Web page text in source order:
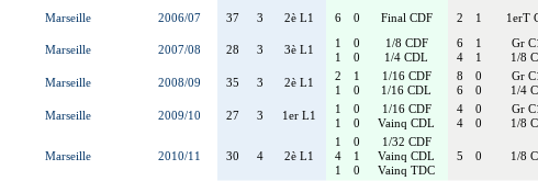
Marseille 2006/07 37 3 2è L1 6 0 Final CDF 2 1 1erT
Marseille 2007/08 28 3 3è L1
1
1
0
0
1/8 CDF
1/4 CDL
6
4
1
1
Gr
1/8
Marseille
2008/09 35 3 2è L1
2
1
1
0
1/16 CDF
1/16 CDL
8
6
0
0
Gr
1/4
Marseille
2009/10 27 3 1er L1
1
1
0
0
1/16 CDF
Vainq CDL
4
4
0
0
Gr
1/8
Marseille 2010/11 30 4 2è L1
1
4
1
0
1
0
1/32 CDF
Vainq CDL
Vainq TDC
5 0 1/8